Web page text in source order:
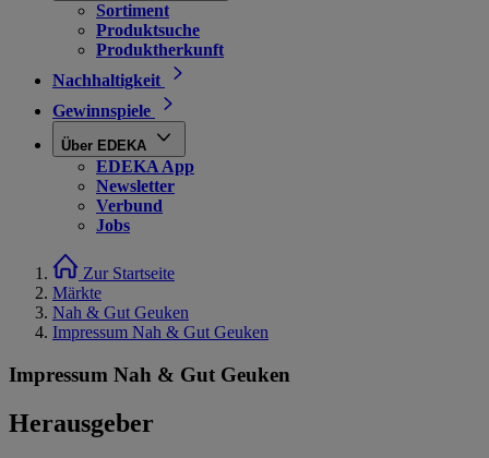
Sortiment
Produktsuche
Produktherkunft
Nachhaltigkeit
Gewinnspiele
Über EDEKA
EDEKA App
Newsletter
Verbund
Jobs
Zur Startseite
Märkte
Nah & Gut Geuken
Impressum Nah & Gut Geuken
Impressum Nah & Gut Geuken
Herausgeber